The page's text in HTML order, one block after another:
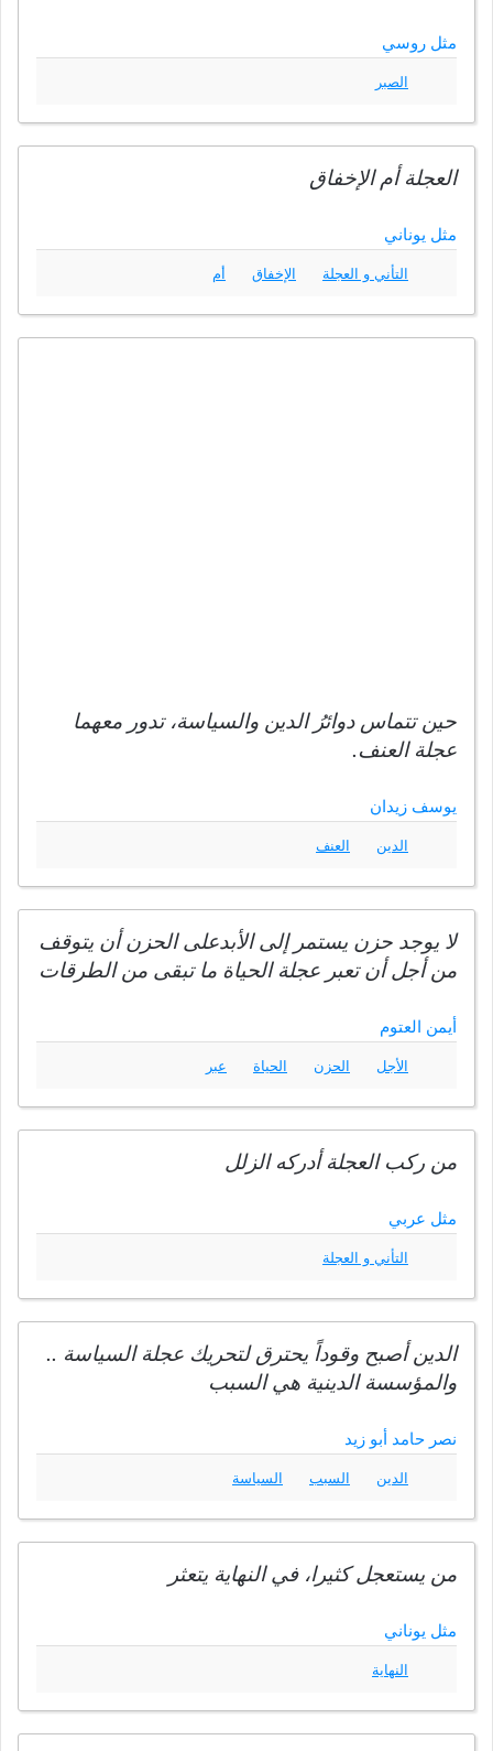
مثل روسي
الصبر
العجلة أم الإخفاق
مثل يوناني
التأني و العجلة الإخفاق أم
حين تتماس دوائرُ الدين والسياسة، تدور معهما
عجلة العنف.
يوسف زيدان
الدين العنف
لا يوجد حزن يستمر إلى الأبدعلى الحزن أن يتوقف
من أجل أن تعبر عجلة الحياة ما تبقى من الطرقات
أيمن العتوم
الأجل الحزن الحياة عبر
من ركب العجلة أدركه الزلل
مثل عربي
التأني و العجلة
الدين أصبح وقوداً يحترق لتحريك عجلة السياسة ..
والمؤسسة الدينية هي السبب
نصر حامد أبو زيد
الدين السبب السياسة
من يستعجل كثيرا، في النهاية يتعثر
مثل يوناني
النهاية